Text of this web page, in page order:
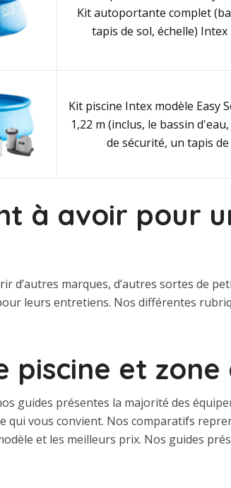
Kit autoportante complet
tapis de sol, échelle) Intex
Kit piscine Intex modèle Easy
1,22 m (inclus, le bassin
de sécurité, un tapis
à avoir pour
d’autres marques, d’autres sortes de
leurs entretiens. Nos différentes
piscine et
guides présentes la majorité des
qui vous convient. Nos comparatifs
et les meilleurs prix. Nos guides